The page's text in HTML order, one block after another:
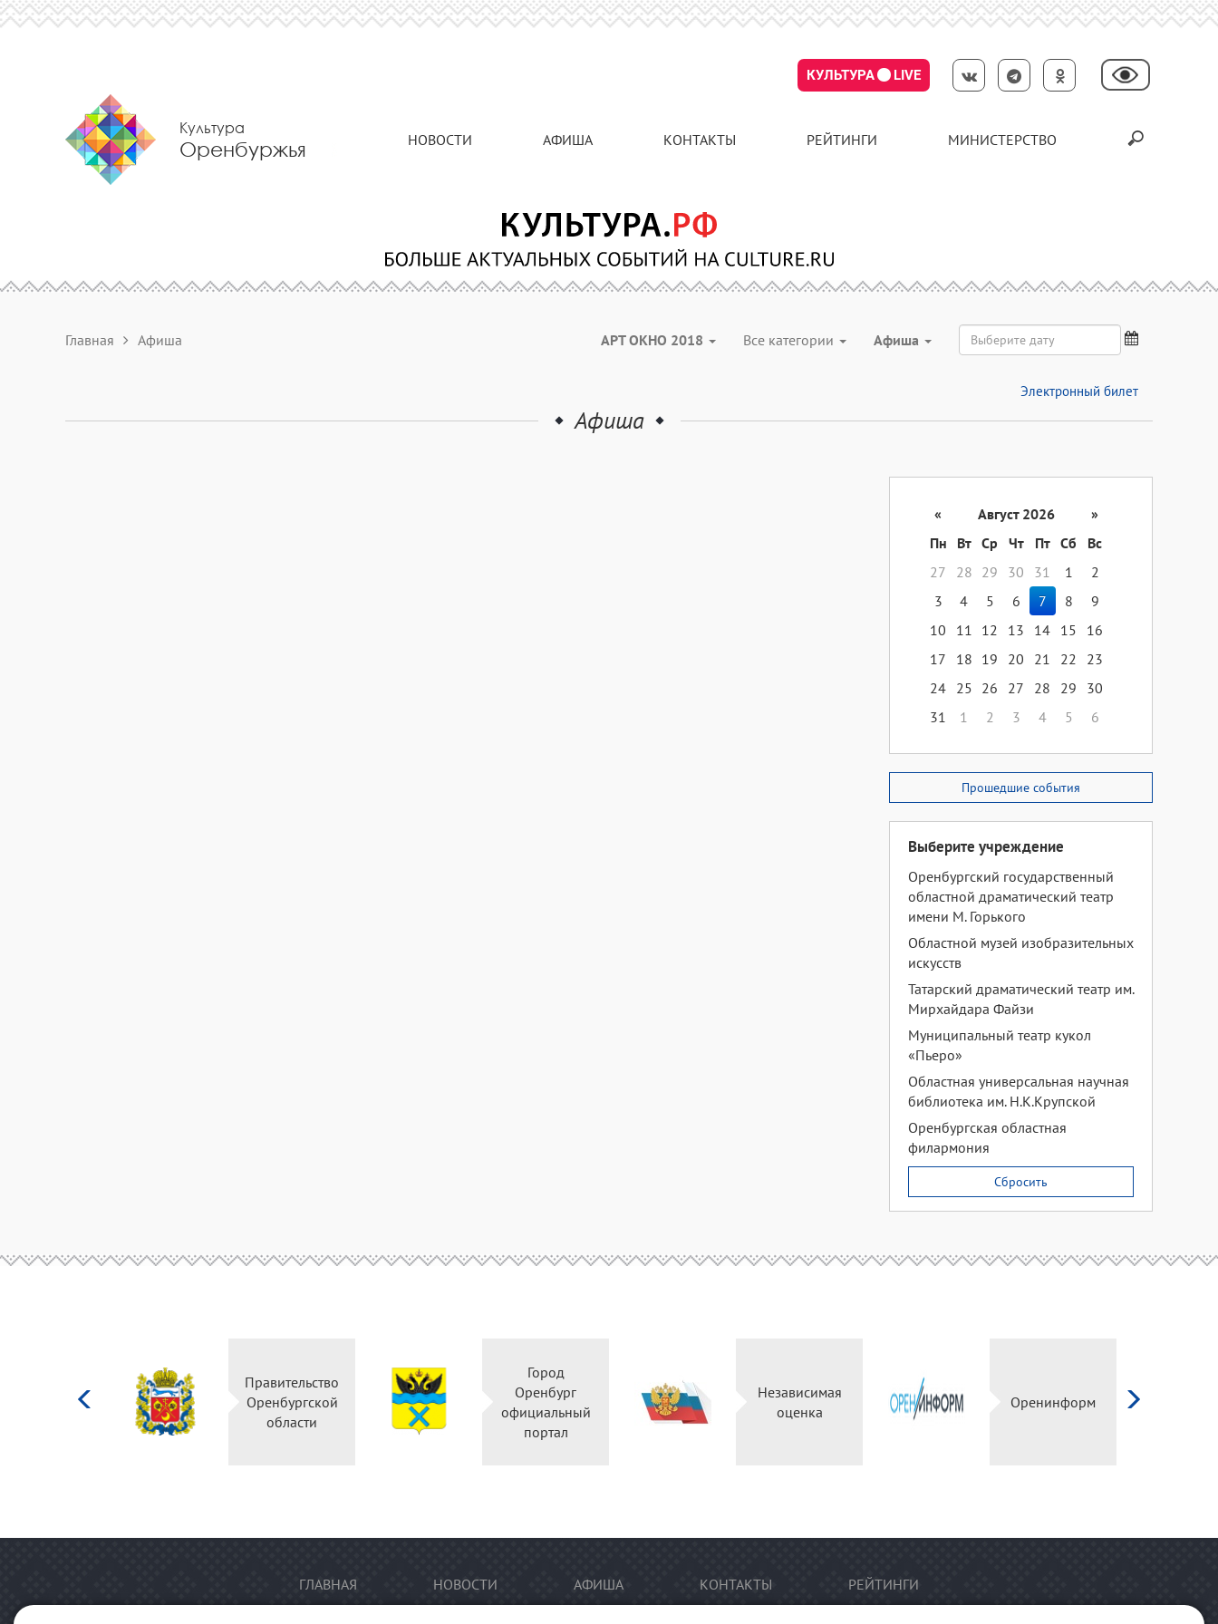
КУЛЬТУРА LIVE
Культура
Оренбуржья НОВОСТИ АФИША КОНТАКТЫ РЕЙТИНГИ МИНИСТЕРСТВО
Главная Афиша АРТ ОКНО 2018 Все категории Aфиша
Электронный билет
Афиша
« Август 2026
»
Пн
Вт Ср Чт Пт Сб
Вс
27
28 29 30 31 1
2
3
4 5 6 7 8
9
10
11 12 13 14 15
16
17
18 19 20 21 22
23
24 25 26 27 28 29
30
31
1 2 3 4 5 6
Прошедшие события
Выберите учреждение
Оренбургский государственный
областной драматический театр
имени М. Горького
Областной музей изобразительных
искусств
Татарский драматический театр им.
Мирхайдара Файзи
Муниципальный театр кукол
«Пьеро»
Областная универсальная научная
библиотека им. Н.К.Крупской
Оренбургская областная
филармония
Сбросить
Правительство
Оренбургской
области
Город
Оренбург
официальный
портал
Независимая
оценка
Оренинформ
ГЛАВНАЯ НОВОСТИ АФИША КОНТАКТЫ РЕЙТИНГИ